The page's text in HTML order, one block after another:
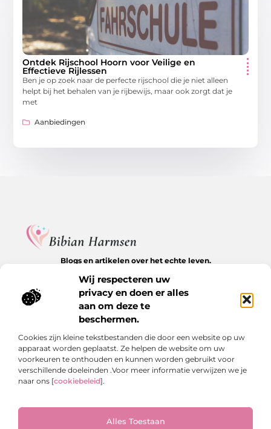
Wij respecteren uw
privacy en doen er alles
aan om deze te
beschermen.
Cookies zijn kleine tekstbestanden die door een website op uw
apparaat worden geplaatst. Ze helpen de website om uw
voorkeuren te onthouden en kunnen worden gebruikt voor
verschillende doeleinden .Voor meer informatie verwijzen we je
naar ons [cookiebeleid].
Alles Toestaan
Ontdek Rijschool Hoorn voor Veilige en
Effectieve Rijlessen
Ben je op zoek naar de perfecte rijschool die je niet alleen
helpt bij het behalen van je rijbewijs, maar ook zorgt dat je
met
Aanbiedingen
Blogs en artikelen over het echte leven.
waardevolle inzichten op BibianHarmsen.nl.
Bericht categorie
Onze informatie
Cookiebeleid (EU)